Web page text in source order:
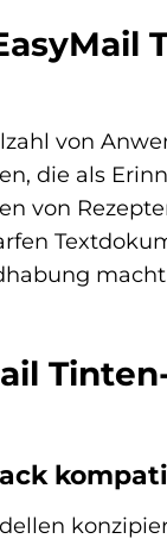
von
die als
von